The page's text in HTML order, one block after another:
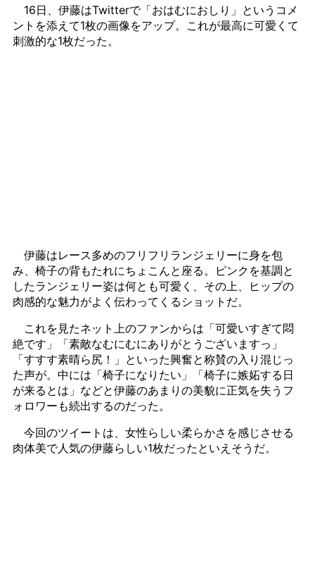
16日、伊藤はTwitterで「おはむにおしり」というコメ
ントを添えて1枚の画像をアップ。これが最高に可愛くて
刺激的な1枚だった。
伊藤はレース多めのフリフリランジェリーに身を包
み、椅子の背もたれにちょこんと座る。ピンクを基調と
したランジェリー姿は何とも可愛く、その上、ヒップの
肉感的な魅力がよく伝わってくるショットだ。
これを見たネット上のファンからは「可愛いすぎて悶
絶です」「素敵なむにむにありがとうございますっ」
「すすす素晴ら尻！」といった興奮と称賛の入り混じっ
た声が。中には「椅子になりたい」「椅子に嫉妬する日
が来るとは」などと伊藤のあまりの美貌に正気を失うフ
ォロワーも続出するのだった。
今回のツイートは、女性らしい柔らかさを感じさせる
肉体美で人気の伊藤らしい1枚だったといえそうだ。